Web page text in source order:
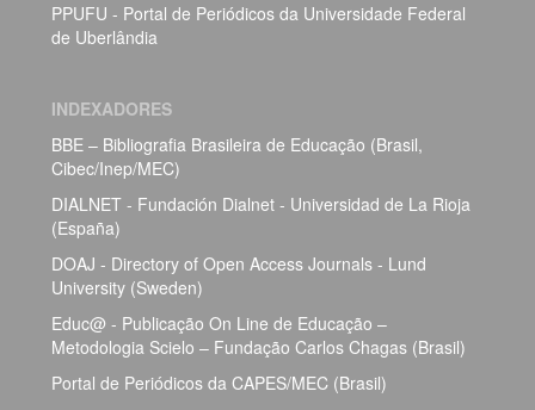
PPUFU - Portal de Periódicos da Universidade Federal
de Uberlândia
INDEXADORES
BBE – Bibliografia Brasileira de Educação (Brasil,
Cibec/Inep/MEC)
DIALNET - Fundación Dialnet - Universidad de La Rioja
(España)
DOAJ - Directory of Open Access Journals - Lund
University (Sweden)
Educ@ - Publicação On Line de Educação –
Metodologia Scielo – Fundação Carlos Chagas (Brasil)
Portal de Periódicos da CAPES/MEC (Brasil)